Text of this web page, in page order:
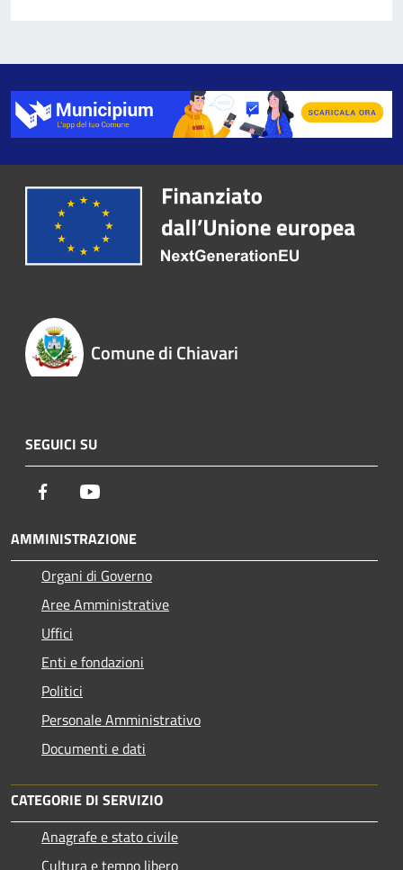
Comune di Chiavari
SEGUICI SU
Facebook
AMMINISTRAZIONE
Organi di Governo
Aree Amministrative
Uffici
Enti e fondazioni
Politici
Personale Amministrativo
Documenti e dati
CATEGORIE DI SERVIZIO
Anagrafe e stato civile